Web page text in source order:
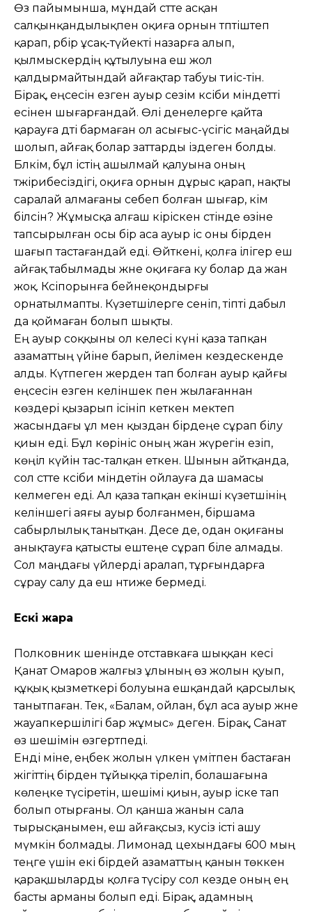
Өз пайымынша, мұндай сәтте асқан
салқынқандылықпен оқиға орнын тәп­тіштеп
қарап, әрбір ұсақ-түйекті назарға алып,
қылмыскердің құтылуына еш жол
қалдырмайтындай айғақтар табуы тиіс-тін.
Бірақ, еңсесін езген ауыр сезім кәсіби міндетті
есінен шығарғандай. Өлі денелерге қайта
қарауға дәті бар­маған ол асығыс-үсігіс маңайды
шолып, айғақ болар заттарды іздеген болды.
Бәлкім, бұл істің ашылмай қалуына оның
тәжірибесіздігі, оқиға орнын дұрыс қарап, нақты
саралай алмағаны себеп болған шығар, кім
білсін? Жұмысқа алғаш кіріскен сәтінде өзіне
тапсырылған осы бір аса ауыр іс оны бірден
шағып тастағандай еді. Өйткені, қолға ілігер еш
айғақ табылмады және оқиғаға куә болар да жан
жоқ. Кәсіпорынға бейнеқондырғы
орнатылмапты. Күзетшілерге сеніп, тіпті дабыл
да қоймаған болып шықты.
Ең ауыр соққыны ол келесі күні қаза тапқан
азаматтың үйіне барып, әйелі­мен кездескенде
алды. Күтпеген жер­ден тап болған ауыр қайғы
еңсесін езген келіншек пен жылағаннан
көздері қызарып ісініп кеткен мектеп
жасындағы ұл мен қыздан бірдеңе сұрап білу
қиын еді. Бұл көрініс оның жан жүрегін езіп,
көңіл күйін тас-талқан еткен. Шынын айтқанда,
сол сәтте кәсіби міндетін ойлауға да шамасы
келмеген еді. Ал қаза тапқан екінші күзетшінің
келіншегі аяғы ауыр болғанмен, біршама
сабырлылық танытқан. Десе де, одан оқиғаны
анық­тауға қатысты ештеңе сұрап біле алмады.
Сол маңдағы үйлерді аралап, тұрғын­дарға
сұрау салу да еш нәтиже бермеді.
Ескі жара
Полковник шенінде отставкаға шық­қан әкесі
Қанат Омаров жалғыз ұлы­ның өз жолын қуып,
құқық қыз­мет­кері болуына ешқандай қарсылық
таныт­паған. Тек, «Балам, ойлан, бұл аса ауыр және
жауапкершілігі бар жұмыс» деген. Бірақ, Санат
өз шешімін өзгертпеді.
Енді міне, еңбек жолын үлкен үмітпен бастаған
жігіттің бірден тұйыққа тіреліп, болашағына
көлеңке түсіретін, шешімі қиын, ауыр іске тап
болып отырғаны. Ол қанша жанын сала
тырысқанымен, еш айғақсыз, куәсіз істі ашу
мүмкін бол­мады. Лимонад цехындағы 600 мың
теңге үшін екі бірдей азаматтың қанын төккен
қарақшыларды қолға түсіру сол кезде оның ең
басты арманы болып еді. Бірақ, адамның